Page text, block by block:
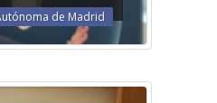
de Madrid